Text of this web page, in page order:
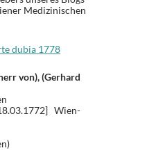
Medizinischen
dubia 1778
von), (Gerhard
Wien-